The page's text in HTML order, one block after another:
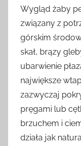
Wygląd żaby
związany z
górskim
skał, brązy
ubarwienie
największe
zazwyczaj
pręgami lub
brzuchem i
działa jak